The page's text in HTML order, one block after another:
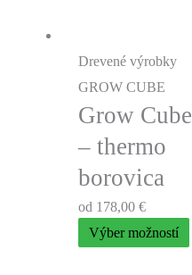
Drevené výrobky
GROW CUBE
Grow Cube
– thermo
borovica
od 178,00 €
Výber možností